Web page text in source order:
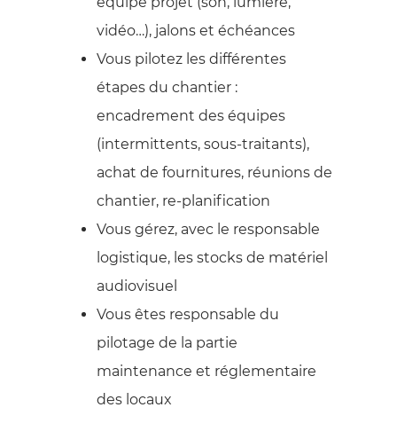
vidéo…), jalons et échéances
Vous pilotez les différentes
étapes du chantier :
encadrement des équipes
(intermittents, sous-traitants),
achat de fournitures, réunions de
chantier, re-planification
Vous gérez, avec le responsable
logistique, les stocks de matériel
audiovisuel
Vous êtes responsable du
pilotage de la partie
maintenance et réglementaire
des locaux